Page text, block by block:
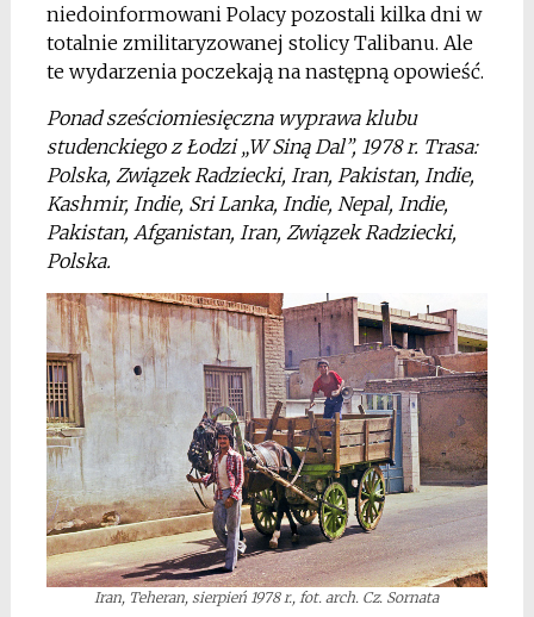
niedoinformowani Polacy pozostali kilka dni w
totalnie zmilitaryzowanej stolicy Talibanu. Ale
te wydarzenia poczekają na następną opowieść.
Ponad sześciomiesięczna wyprawa klubu
studenckiego z Łodzi „W Siną Dal”, 1978 r. Trasa:
Polska, Związek Radziecki, Iran, Pakistan, Indie,
Kashmir, Indie, Sri Lanka, Indie, Nepal, Indie,
Pakistan, Afganistan, Iran, Związek Radziecki,
Polska.
Iran, Teheran, sierpień 1978 r., fot. arch. Cz. Sornata